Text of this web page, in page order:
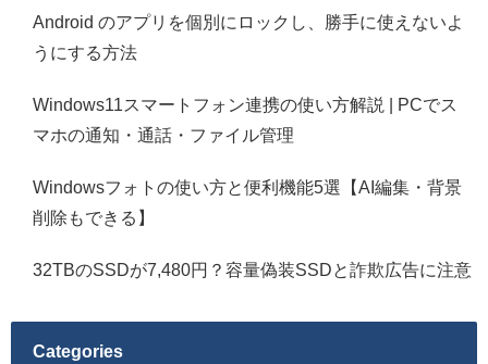
Android のアプリを個別にロックし、勝手に使えないよ
うにする方法
Windows11スマートフォン連携の使い方解説 | PCでス
マホの通知・通話・ファイル管理
Windowsフォトの使い方と便利機能5選【AI編集・背景
削除もできる】
32TBのSSDが7,480円？容量偽装SSDと詐欺広告に注意
Categories